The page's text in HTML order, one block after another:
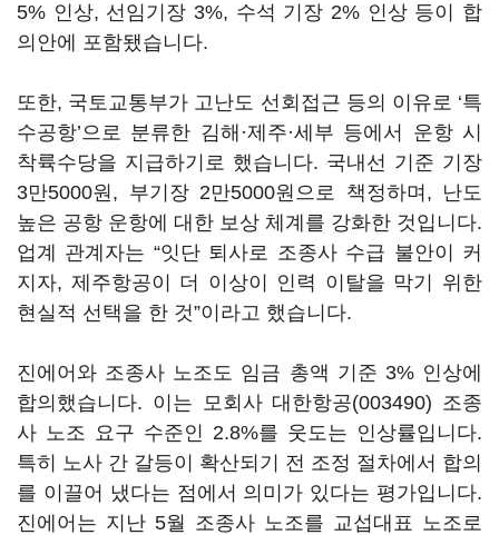
5% 인상, 선임기장 3%, 수석 기장 2% 인상 등이 합
의안에 포함됐습니다.
또한, 국토교통부가 고난도 선회접근 등의 이유로 ‘특
수공항’으로 분류한 김해·제주·세부 등에서 운항 시
착륙수당을 지급하기로 했습니다. 국내선 기준 기장
3만5000원, 부기장 2만5000원으로 책정하며, 난도
높은 공항 운항에 대한 보상 체계를 강화한 것입니다.
업계 관계자는 “잇단 퇴사로 조종사 수급 불안이 커
지자, 제주항공이 더 이상이 인력 이탈을 막기 위한
현실적 선택을 한 것”이라고 했습니다.
진에어와 조종사 노조도 임금 총액 기준 3% 인상에
합의했습니다. 이는 모회사 대한항공(003490) 조종
사 노조 요구 수준인 2.8%를 웃도는 인상률입니다.
특히 노사 간 갈등이 확산되기 전 조정 절차에서 합의
를 이끌어 냈다는 점에서 의미가 있다는 평가입니다.
진에어는 지난 5월 조종사 노조를 교섭대표 노조로